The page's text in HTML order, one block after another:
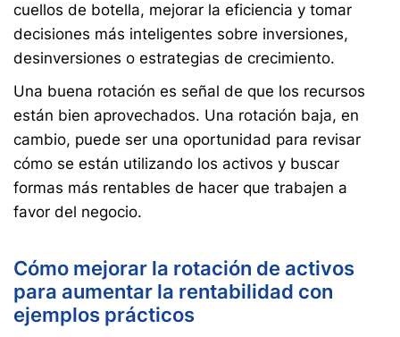
cuellos de botella, mejorar la eficiencia y tomar
decisiones más inteligentes sobre inversiones,
desinversiones o estrategias de crecimiento.
Una buena rotación es señal de que los recursos
están bien aprovechados. Una rotación baja, en
cambio, puede ser una oportunidad para revisar
cómo se están utilizando los activos y buscar
formas más rentables de hacer que trabajen a
favor del negocio.
Cómo mejorar la rotación de activos
para aumentar la rentabilidad con
ejemplos prácticos